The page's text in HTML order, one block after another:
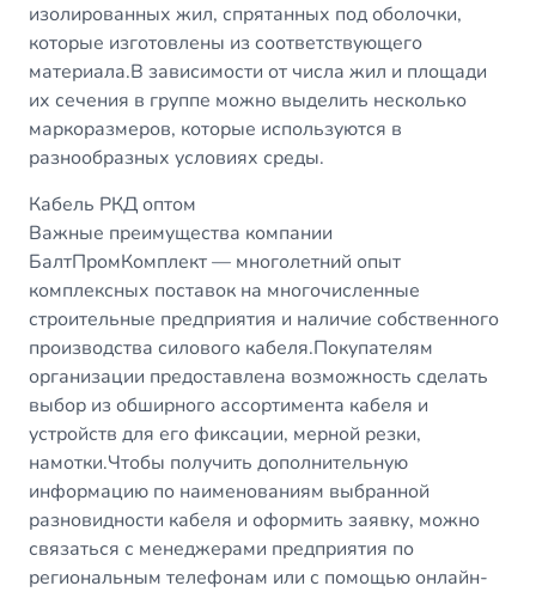
изолированных жил, спрятанных под оболочки,
которые изготовлены из соответствующего
материала.В зависимости от числа жил и площади
их сечения в группе можно выделить несколько
маркоразмеров, которые используются в
разнообразных условиях среды.
Кабель РКД оптом
Важные преимущества компании
БалтПромКомплект — многолетний опыт
комплексных поставок на многочисленные
строительные предприятия и наличие собственного
производства силового кабеля.Покупателям
организации предоставлена возможность сделать
выбор из обширного ассортимента кабеля и
устройств для его фиксации, мерной резки,
намотки.Чтобы получить дополнительную
информацию по наименованиям выбранной
разновидности кабеля и оформить заявку, можно
связаться с менеджерами предприятия по
региональным телефонам или с помощью онлайн-